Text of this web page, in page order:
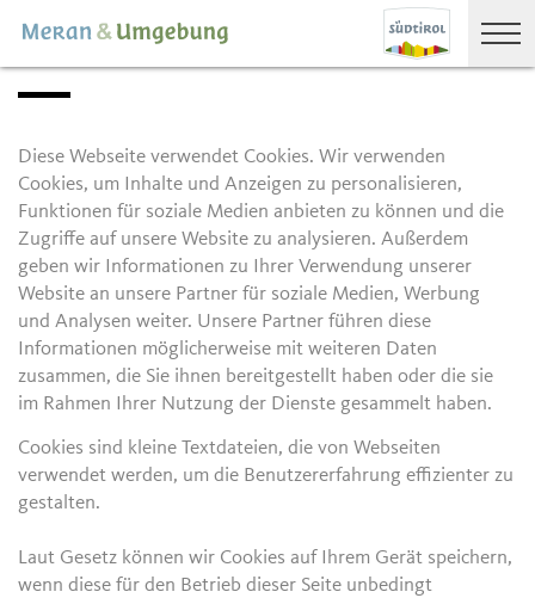
Diese Webseite verwendet Cookies. Wir verwenden
Cookies, um Inhalte und Anzeigen zu personalisieren,
Funktionen für soziale Medien anbieten zu können und die
Zugriffe auf unsere Website zu analysieren. Außerdem
geben wir Informationen zu Ihrer Verwendung unserer
Website an unsere Partner für soziale Medien, Werbung
und Analysen weiter. Unsere Partner führen diese
Informationen möglicherweise mit weiteren Daten
zusammen, die Sie ihnen bereitgestellt haben oder die sie
im Rahmen Ihrer Nutzung der Dienste gesammelt haben.
Cookies sind kleine Textdateien, die von Webseiten
verwendet werden, um die Benutzererfahrung effizienter zu
gestalten.
Laut Gesetz können wir Cookies auf Ihrem Gerät speichern,
wenn diese für den Betrieb dieser Seite unbedingt